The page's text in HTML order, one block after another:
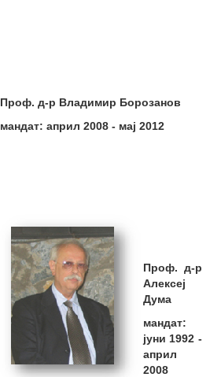
Проф. д-р Владимир Борозанов
мандат: април 2008 - мај 2012
Проф. д-р
Алексеј
Дума
мандат:
јуни 1992 -
април
2008